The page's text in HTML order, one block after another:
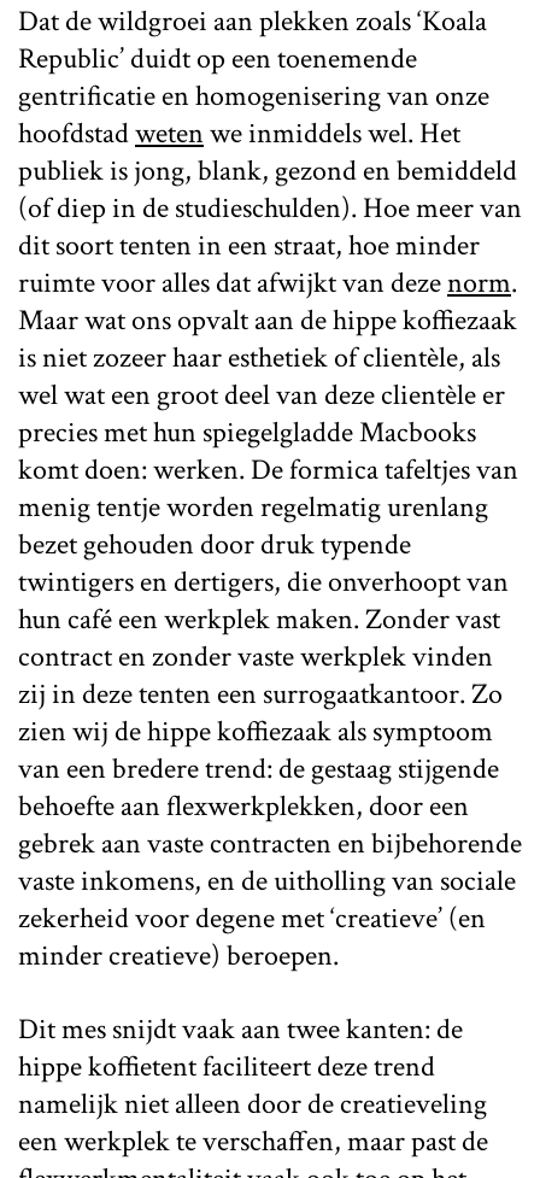
Dat de wildgroei aan plekken zoals ‘Koala
Republic’ duidt op een toenemende
gentrificatie en homogenisering van onze
hoofdstadwetenwe inmiddels wel. Het
publiek is jong, blank, gezond en bemiddeld
(of diep in de studieschulden). Hoe meer van
dit soort tenten in een straat, hoe minder
ruimte voor alles dat afwijkt van dezenorm.
Maar wat ons opvalt aan de hippe koffiezaak
is niet zozeer haar esthetiek of clientèle, als
wel wat een groot deel van deze clientèle er
precies met hun spiegelgladde Macbooks
komt doen: werken. De formica tafeltjes van
menig tentje worden regelmatig urenlang
bezet gehouden door druk typende
twintigers en dertigers, die onverhoopt van
hun café een werkplek maken. Zonder vast
contract en zonder vaste werkplek vinden
zij in deze tenten een surrogaatkantoor. Zo
zien wij de hippe koffiezaak als symptoom
van een bredere trend: de gestaag stijgende
behoefte aan flexwerkplekken, door een
gebrek aan vaste contracten en bijbehorende
vaste inkomens, en de uitholling van sociale
zekerheid voor degene met ‘creatieve’ (en
minder creatieve) beroepen.
Dit mes snijdt vaak aan twee kanten: de
hippe koffietent faciliteert deze trend
namelijk niet alleen door de creatieveling
een werkplek te verschaffen, maar past de